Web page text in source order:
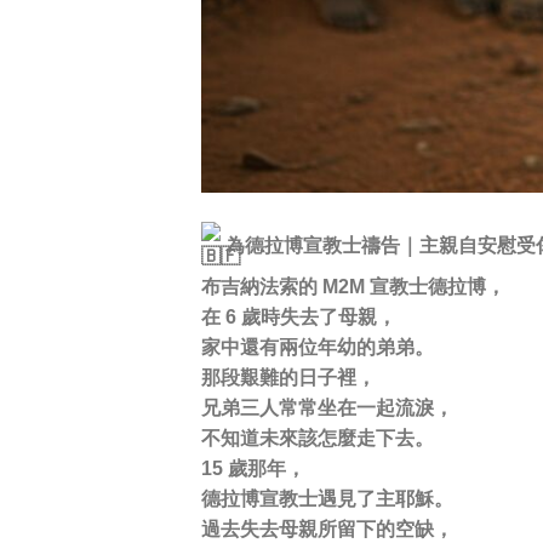
為德拉博宣教士禱告｜主親自安慰受
布吉納法索的 M2M 宣教士德拉博，
在 6 歲時失去了母親，
家中還有兩位年幼的弟弟。
那段艱難的日子裡，
兄弟三人常常坐在一起流淚，
不知道未來該怎麼走下去。
15 歲那年，
德拉博宣教士遇見了主耶穌。
過去失去母親所留下的空缺，